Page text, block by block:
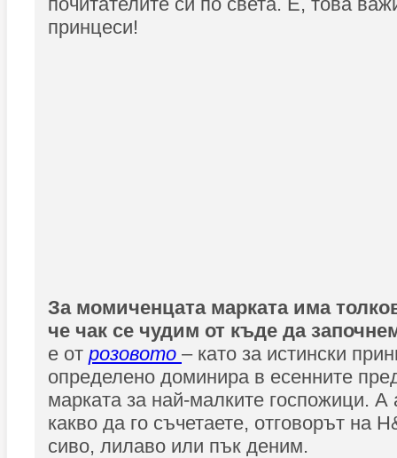
принцеси!
За момиченцата марката има
че чак се чудим от къде да
е от розовото – като за истински
определено доминира в есенните
марката за най-малките госпожици. А
какво да го съчетаете, отговорът на
сиво, лилаво или пък деним.